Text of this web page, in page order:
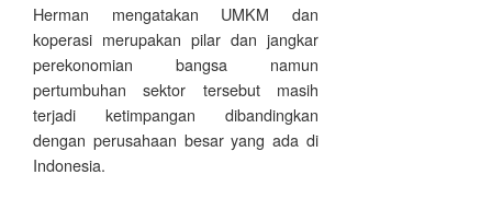
Herman mengatakan UMKM dan
koperasi merupakan pilar dan jangkar
perekonomian bangsa namun
pertumbuhan sektor tersebut masih
terjadi ketimpangan dibandingkan
dengan perusahaan besar yang ada di
Indonesia.